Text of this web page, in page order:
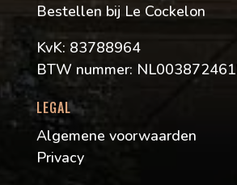
Bestellen bij Le Cockelon
KvK: 83788964
BTW nummer:
LEGAL
Algemene voorwaarden
Privacy